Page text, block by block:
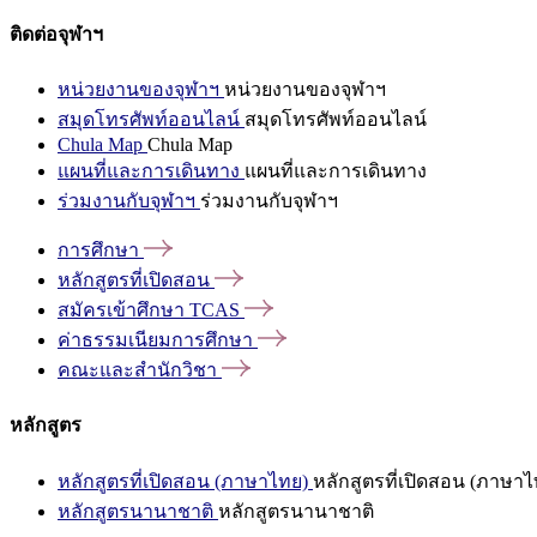
ติดต่อจุฬาฯ
หน่วยงานของจุฬาฯ หน่วยงานของจุฬาฯ
สมุดโทรศัพท์ออนไลน์ สมุดโทรศัพท์ออนไลน์
Chula Map Chula Map
แผนที่และการเดินทาง แผนที่และการเดินทาง
ร่วมงานกับจุฬาฯ ร่วมงานกับจุฬาฯ
การศึกษา
หลักสูตรที่เปิดสอน
สมัครเข้าศึกษา TCAS
ค่าธรรมเนียมการศึกษา
คณะและสำนักวิชา
หลักสูตร
หลักสูตรที่เปิดสอน (ภาษาไทย) หลักสูตรที่เปิดสอน (ภาษาไ
หลักสูตรนานาชาติ หลักสูตรนานาชาติ